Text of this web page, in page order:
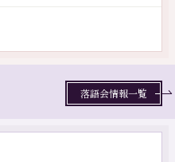
落語会情報一覧